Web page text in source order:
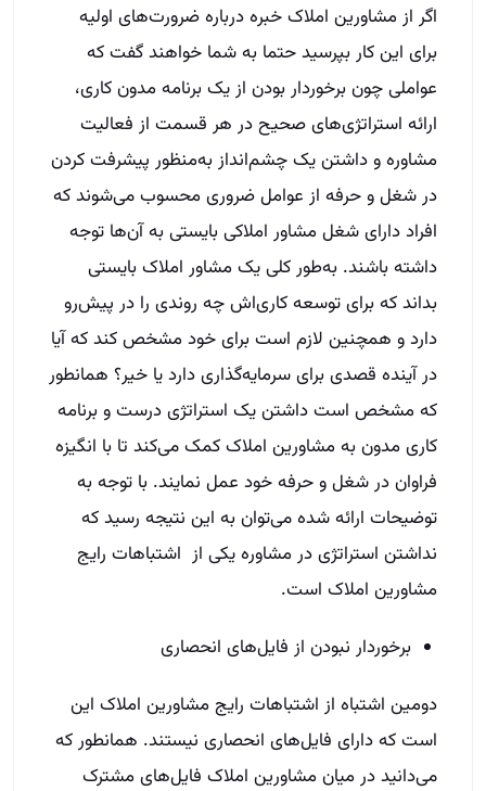
اگر از مشاورین املاک خبره درباره ضرورت‌های اولیه
برای این کار بپرسید حتما به شما خواهند گفت که
عواملی چون برخوردار بودن از یک برنامه مدون کاری،
ارائه استراتژی‌های صحیح در هر قسمت از فعالیت
مشاوره و داشتن یک چشم‌انداز به‌منظور پیشرفت کردن
در شغل و حرفه از عوامل ضروری محسوب می‌شوند که
افراد دارای شغل مشاور املاکی بایستی به آن‌ها توجه
داشته باشند. به‌طور کلی یک مشاور املاک بایستی
بداند که برای توسعه کاری‌اش چه روندی را در پیش‌رو
دارد و همچنین لازم است برای خود مشخص کند که آیا
در آینده قصدی برای سرمایه‌گذاری دارد یا خیر؟ همانطور
که مشخص است داشتن یک استراتژی درست و برنامه
کاری مدون به مشاورین املاک کمک می‌کند تا با انگیزه
فراوان در شغل و حرفه خود عمل نمایند. با توجه به
توضیحات ارائه شده می‌توان به این نتیجه رسید که
نداشتن استراتژی در مشاوره یکی از اشتباهات رایج
مشاورین املاک است.
برخوردار نبودن از فایل‌های انحصاری
دومین اشتباه از اشتباهات رایج مشاورین املاک این
است که دارای فایل‌های انحصاری نیستند. همانطور که
می‌دانید در میان مشاورین املاک فایل‌های مشترک